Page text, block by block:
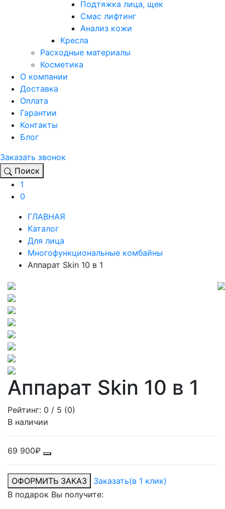
Подтяжка лица, щек
Смас лифтинг
Анализ кожи
Кресла
Расходные материалы
Косметика
О компании
Доставка
Оплата
Гарантии
Контакты
Блог
Заказать звонок
Поиск
1
0
ГЛАВНАЯ
Каталог
Для лица
Многофункциональные комбайны
Аппарат Skin 10 в 1
Аппарат Skin 10 в 1
Рейтинг: 0 / 5 (0)
В наличии
69 900₽
ОФОРМИТЬ ЗАКАЗ Заказать(в 1 клик)
В подарок Вы получите: